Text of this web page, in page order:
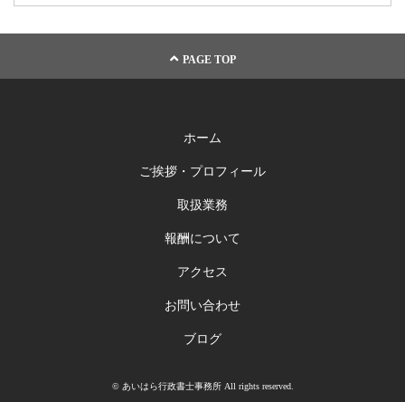
PAGE TOP
ホーム
ご挨拶・プロフィール
取扱業務
報酬について
アクセス
お問い合わせ
ブログ
© あいはら行政書士事務所 All rights reserved.